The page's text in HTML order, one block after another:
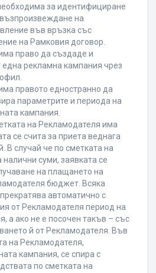
за идентифициране
на
във връзка със
на Рамковия договор.
право да създаде и
една рекламна кампания чрез
правото едностранно да
параметрите и периода на
кампания.
на Рекламодателя има
се счита за приета веднага
В случай че по сметката на
суми, заявката се
на плащането на
бюджет. Всяка
автоматично с
от Рекламодателя период на
а ако не е посочен такъв – със
й от Рекламодателя. Във
на Рекламодателя,
кампания, се спира с
по сметката на